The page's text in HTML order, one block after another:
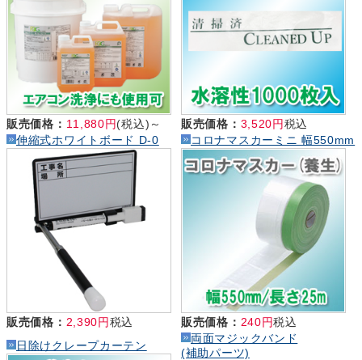
販売価格： 11,880円(税込)～ 販売価格： 3,520円税込
伸縮式ホワイトボード D-0
販売価格： 2,390円税込
コロナマスカーミニ 幅550mm
販売価格： 240円税込
日除けクレープカーテン
両面マジックバンド
(補助パーツ)